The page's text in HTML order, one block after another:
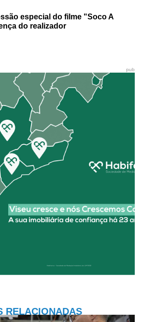
especial do filme "Soco A
do realizador
pub
RELACIONADAS